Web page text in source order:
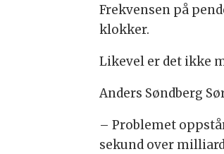
Frekvensen på
klokker.
Likevel er det ikke
Anders Søndberg
– Problemet
sekund over